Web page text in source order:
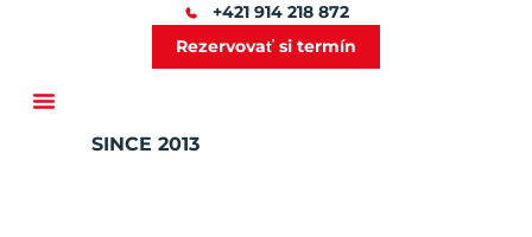
+421 914 218 872
Rezervovať si termín
SINCE 2013